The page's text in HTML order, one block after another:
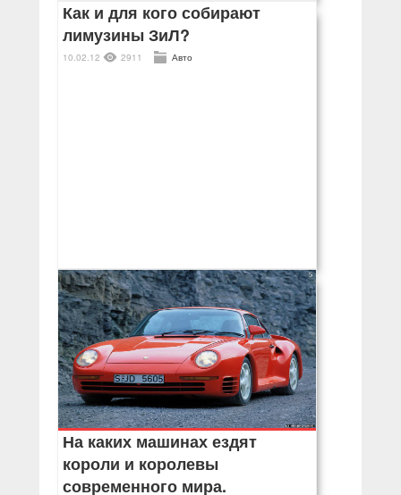
Как и для кого собирают
лимузины ЗиЛ?
10.02.12 2911 Авто
На каких машинах ездят
короли и королевы
современного мира.